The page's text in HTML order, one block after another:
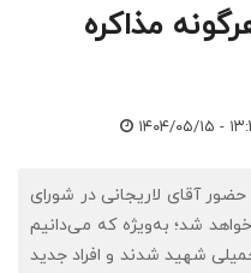
مذاکره
۰۵/۱۵ - ۱۳:۳۴
حضور آقای لاریجانی در شورای
شد؛ به‌ویژه که می‌دانیم
در جنگ ۱۲ روزه تحمیلی شهید شدند و افراد جدید